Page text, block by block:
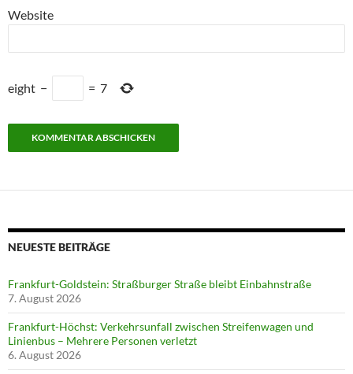
Website
eight − = 7
NEUESTE BEITRÄGE
Frankfurt-Goldstein: Straßburger Straße bleibt Einbahnstraße
7. August 2026
Frankfurt-Höchst: Verkehrsunfall zwischen Streifenwagen und
Linienbus – Mehrere Personen verletzt
6. August 2026